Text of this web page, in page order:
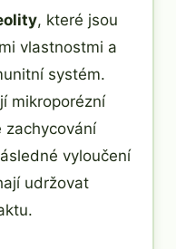
, které jsou
vlastnostmi a
systém.
mikroporézní
zachycování
vyloučení
udržovat